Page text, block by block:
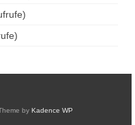
GW-G
by Kadence WP